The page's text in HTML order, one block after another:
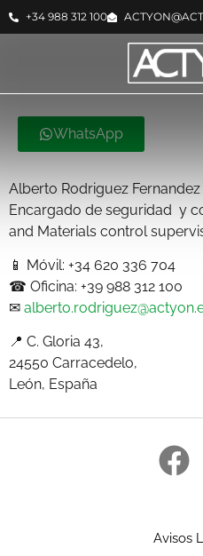
+34 988 312 100
WhatsApp
Alberto Rodriguez Fernandez
Encargado de seguridad y
and Materials control
📱 Móvil: +34 620 336 704
☎ Oficina: +39 988 312 100
✉
📍 C. Gloria 43,
24550 Carracedelo,
León, España
Avisos